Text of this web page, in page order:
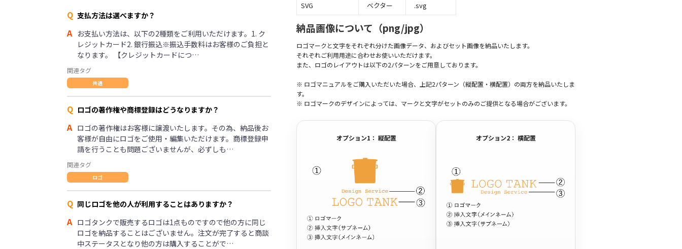
Q 支払方法は選べますか？
A お支払い方法は、以下の2種類をご利用いただけます。1. ク
レジットカード2. 銀行振込※振込手数料はお客様のご負担と
なります。 【クレジットカードにつ…
関連タグ
共通
Q ロゴの著作権や商標登録はどうなりますか？
A ロゴの著作権はお客様に譲渡いたします。その為、納品後お
客様が自由にロゴをご使用・編集いただけます。商標登録申
請を行うことも問題ございませんが、必ずしも…
関連タグ
ロゴ
Q 同じロゴを他の人が利用することはありますか？
A ロゴタンクで販売するロゴは1点ものですので他の方に同じ
ロゴを納品することはございません。注文が完了すると商談
中ステータスとなり他の方は購入することがで…
SVG
ベクター .svg
納品画像について（png/jpg）
ロゴマークと文字をそれぞれ分けた画像データ、およびセット画像を納品いたします。
それぞれご利用用途に合わせお使いいただけます。
また、ロゴのレイアウトは以下の2パターンをご用意しております。
※ ロゴマニュアルをご購入いただいた場合、上記2パターン（縦配置・横配置）の両方を納品いたしま
す。
※ ロゴマークのデザインによっては、マークと文字がセットのみのご提供となる場合がございます。
オプション1： 縦配置 オプション2： 横配置